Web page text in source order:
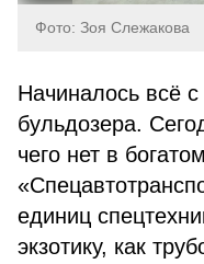
Фото: Зоя Слежакова
Начиналось всё
бульдозера.
чего нет в
единиц
экзотику, как